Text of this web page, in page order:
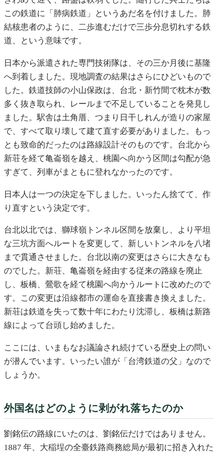
この鉄道に「肺病鉄道」というあだ名を付けました。肺
結核患者のように、二歩進むだけで三歩分息切れする鉄
道、という意味です。
日本から派遣された専門技術隊は、その三か月後に基隆
へ到着しました。現地調査の結果はさらにひどいもので
した。鉄道技師の小山保政は、台北・新竹間で枕木が数
多く抜き取られ、レールまで不足していることを発見し
ました。駅舎は土角厝、つまり日干しれんが造りの家屋
で、すべて取り壊して建て直す必要がありました。もっ
とも致命的だったのは路線設計そのものです。台北から
新荘を経て亀崙嶺を越え、桃園へ向かう区間は勾配が急
すぎて、列車がまともに登れなかったのです。
日本人は一つの決定を下しました。いったん捨てて、作
り直すという決定です。
台北以北では、獅球嶺トンネル区間を放棄し、より平坦
な三坑方面へルートを変更して、新しいトンネルを八堵
まで貫通させました。台北以南の変更はさらに大きなも
のでした。新荘、亀崙嶺を経由する従来の路線を廃止
し、板橋、鶯歌を経て桃園へ向かうルートに改めたので
す。この変更は沿線都市の運命を直接書き換えました。
新荘は鉄道を失って数十年にわたり沈滞し、板橋は新路
線によって台頭し始めました。
ここには、いまもなお議論され続けている歴史上の問い
が潜んでいます。いったい誰が「台湾鉄道の父」なので
しょうか。
外国名はどのように剥がれ落ちたのか
劉銘伝の路線にいたのは、劉銘伝だけではありません。
1887 年、大稲埕の全臺鉄路商務総局が最初に招き入れた